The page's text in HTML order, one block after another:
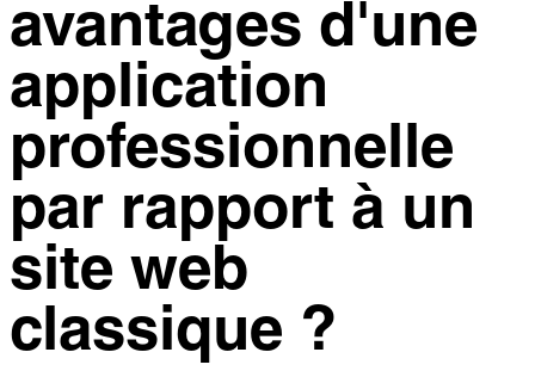
avantages d'une
application
professionnelle
par rapport à un
site web
classique ?